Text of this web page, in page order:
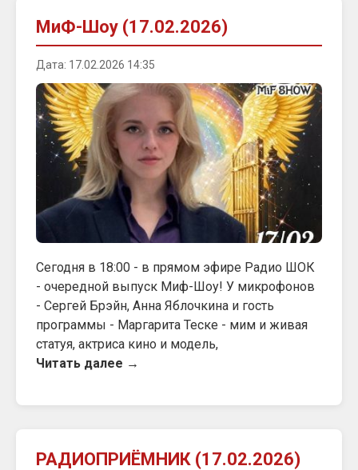
МиФ-Шоу (17.02.2026)
Дата: 17.02.2026 14:35
Сегодня в 18:00 - в прямом эфире Радио ШОК
- очередной выпуск Миф-Шоу! У микрофонов
- Сергей Брэйн, Анна Яблочкина и гость
программы - Маргарита Теске - мим и живая
статуя, актриса кино и модель,
Читать далее →
РАДИОПРИЁМНИК (17.02.2026)